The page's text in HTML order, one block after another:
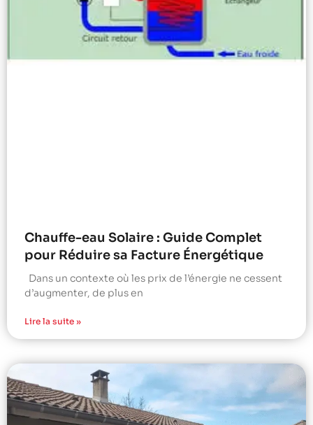
Chauffe-eau Solaire : Guide Complet
pour Réduire sa Facture Énergétique
Dans un contexte où les prix de l’énergie ne cessent
d’augmenter, de plus en
Lire la suite »